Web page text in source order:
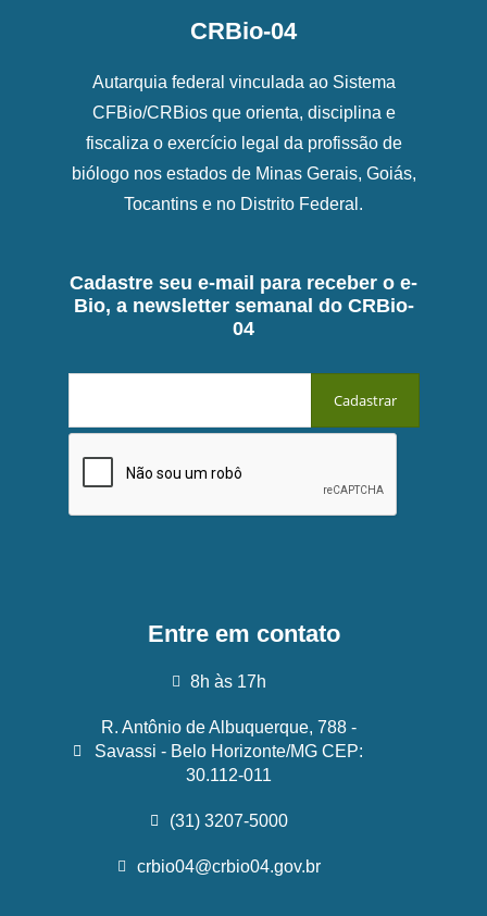
CRBio-04
Autarquia federal vinculada ao Sistema
CFBio/CRBios que orienta, disciplina e
fiscaliza o exercício legal da profissão de
biólogo nos estados de Minas Gerais, Goiás,
Tocantins e no Distrito Federal.
Cadastre seu e-mail para receber o e-
Bio, a newsletter semanal do CRBio-
04
Entre em contato
8h às 17h
R. Antônio de Albuquerque, 788 -
Savassi - Belo Horizonte/MG CEP:
30.112-011
(31) 3207-5000
crbio04@crbio04.gov.br